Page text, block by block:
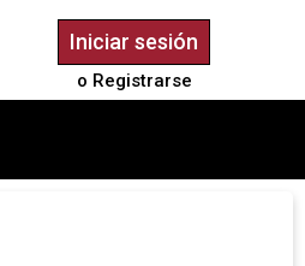
Iniciar sesión
o Registrarse